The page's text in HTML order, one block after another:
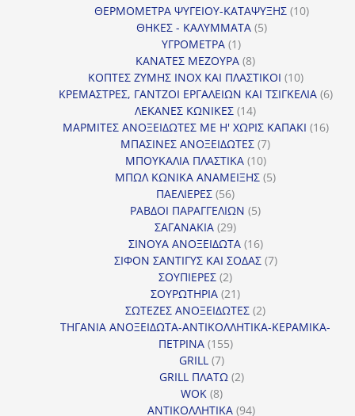
προϊόντα
ΘΕΡΜΟΜΕΤΡΑ ΨΥΓΕΙΟΥ-ΚΑΤΑΨΥΞΗΣ 1010
ΘΗΚΕΣ - ΚΑΛΥΜΜΑΤΑ 55
ΥΓΡΟΜΕΤΡΑ 11
προϊόν
ΚΑΝΑΤΕΣ ΜΕΖΟΥΡΑ 88
προϊόντα
ΚΟΠΤΕΣ ΖΥΜΗΣ INOX ΚΑΙ ΠΛΑΣΤΙΚΟΙ 1010
προϊόντα
ΚΡΕΜΑΣΤΡΕΣ, ΓΑΝΤΖΟΙ ΕΡΓΑΛΕΙΩΝ ΚΑΙ ΤΣΙΓΚΕΛΙΑ 66
ΛΕΚΑΝΕΣ ΚΩΝΙΚΕΣ 1414
προϊόντα
ΜΑΡΜΙΤΕΣ ΑΝΟΞΕΙΔΩΤΕΣ ΜΕ Η' ΧΩΡΙΣ ΚΑΠΑΚΙ 1616
ΜΠΑΣΙΝΕΣ ΑΝΟΞΕΙΔΩΤΕΣ 77
ΜΠΟΥΚΑΛΙΑ ΠΛΑΣΤΙΚΑ 1010
προϊόντα
ΜΠΩΛ ΚΩΝΙΚΑ ΑΝΑΜΕΙΞΗΣ 55
ΠΑΕΛΙΕΡΕΣ 5656
προϊόντα
ΡΑΒΔΟΙ ΠΑΡΑΓΓΕΛΙΩΝ 55
ΣΑΓΑΝΑΚΙΑ 2929
προϊόντα
ΣΙΝΟΥΑ ΑΝΟΞΕΙΔΩΤΑ 1616
προϊόντα
ΣΙΦΟΝ ΣΑΝΤΙΓΥΣ ΚΑΙ ΣΟΔΑΣ 77
ΣΟΥΠΙΕΡΕΣ 22
προϊόντα
ΣΟΥΡΩΤΗΡΙΑ 2121
προϊόντα
ΣΩΤΕΖΕΣ ΑΝΟΞΕΙΔΩΤΕΣ 22
προϊόντα
ΤΗΓΑΝΙΑ ΑΝΟΞΕΙΔΩΤΑ-ΑΝΤΙΚΟΛΛΗΤΙΚΑ-ΚΕΡΑΜΙΚΑ-
ΠΕΤΡΙΝΑ 155155
GRILL 77
προϊόντα
GRILL ΠΛΑΤΩ 22
WOK 88
προϊόντα
ΑΝΤΙΚΟΛΛΗΤΙΚΑ 9494